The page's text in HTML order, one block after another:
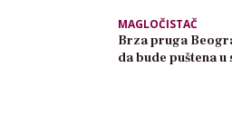
MAGLOČISTAČ
Brza pruga
da bude puštena